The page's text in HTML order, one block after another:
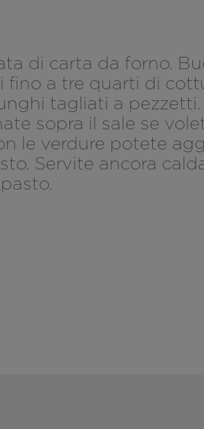
di carta da forno.
a tre quarti di
tagliati a
sopra il sale se
le verdure potete
Servite ancora